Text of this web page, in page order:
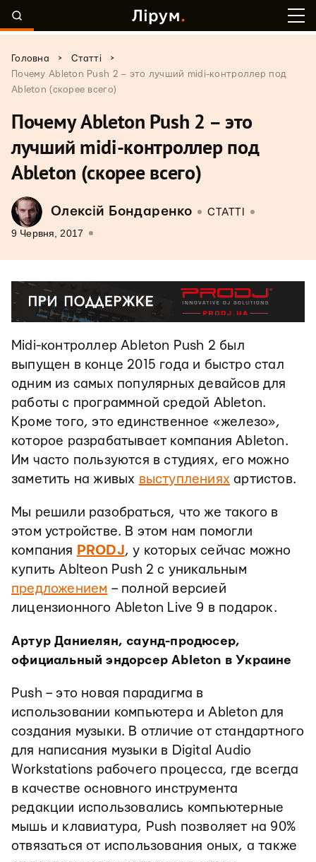
Головна > Статті
>
Почему Ableton Push 2 – это лучший midi-контроллер под
Ableton (скорее всего)
Почему Ableton Push 2 – это
лучший midi-контроллер под
Ableton (скорее всего)
Олексій Бондаренко СТАТТІ
9 Червня, 2017
Midi-контроллер Ableton Push 2 был
выпущен в конце 2015 года и быстро стал
одним из самых популярных девайсов для
работы с программной средой Ableton.
Кроме того, это единственное «железо»,
которое разрабатывает компания Ableton.
Им часто пользуются в студиях, его можно
заметить на живых выступлениях артистов.
Мы решили разобраться, что же такого в
этом устройстве. В этом нам помогли
компания PRODJ, у которых сейчас можно
купить Ablteon Push 2 с уникальным
предложением – полной версией
лицензионного Ableton Live 9 в подарок.
Артур Даниелян, саунд-продюсер,
официальный эндорсер Ableton в Украине
Push – это новая парадигма в
использовании компьютера и Ableton для
создания музыки. В отличие от стандартного
для написания музыки в Digital Audio
Workstations рабочего процесса, где всегда
в качестве основного инструмента
редакции использовались компьютерные
мышь и клавиатура, Push позволяет на 90%
отвязаться от использования оных, а также